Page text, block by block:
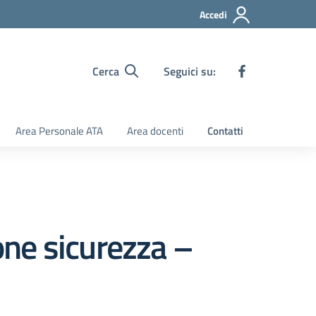
Accedi
Cerca Seguici su:
Area Personale ATA Area docenti Contatti
sicurezza –